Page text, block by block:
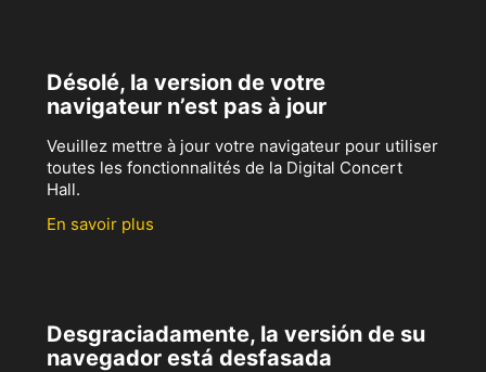
Désolé, la version de votre
navigateur n’est pas à jour
Veuillez mettre à jour votre navigateur pour utiliser
toutes les fonctionnalités de la Digital Concert
Hall.
En savoir plus
Desgraciadamente, la versión de su
navegador está desfasada